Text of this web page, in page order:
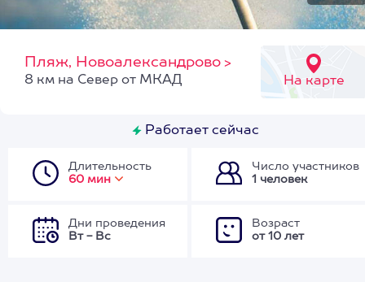
Пляж, Новоалександрово >
На карте
8 км на Север от МКАД
Работает сейчас
Длительность
60 мин
Число участников
1 человек
Дни проведения
Вт - Вс
Возраст
от 10 лет